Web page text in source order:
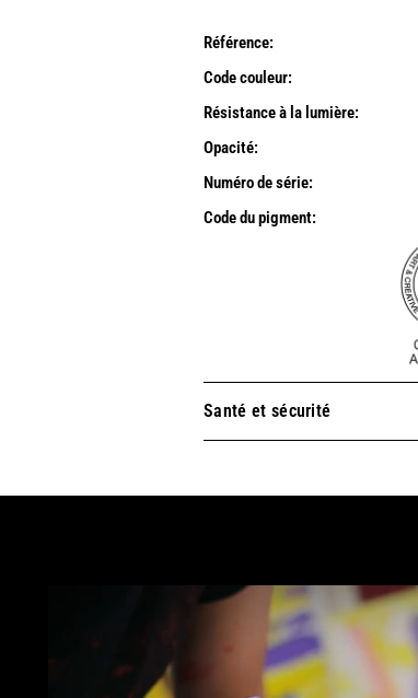
Référence:
Code couleur:
Résistance à la lumière:
Opacité:
Numéro de série:
Code du pigment:
Santé et sécurité